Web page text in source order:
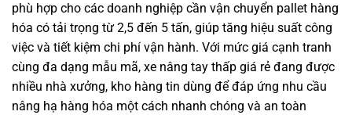
phù hợp cho các doanh nghiệp cần vận chuyển pallet hàng
hóa có tải trọng từ 2,5 đến 5 tấn, giúp tăng hiệu suất công
việc và tiết kiệm chi phí vận hành. Với mức giá cạnh tranh
cùng đa dạng mẫu mã, xe nâng tay thấp giá rẻ đang được
nhiều nhà xưởng, kho hàng tin dùng để đáp ứng nhu cầu
nâng hạ hàng hóa một cách nhanh chóng và an toàn